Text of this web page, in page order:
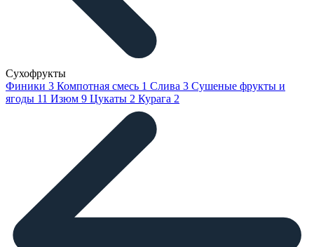
Сухофрукты
Финики 3 Компотная смесь 1 Слива 3 Сушеные фрукты и
ягоды 11 Изюм 9 Цукаты 2 Курага 2